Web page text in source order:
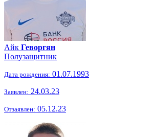
Айк Геворгян
Полузащитник
Дата рождения: 01.07.1993
Заявлен: 24.03.23
Отзаявлен: 05.12.23